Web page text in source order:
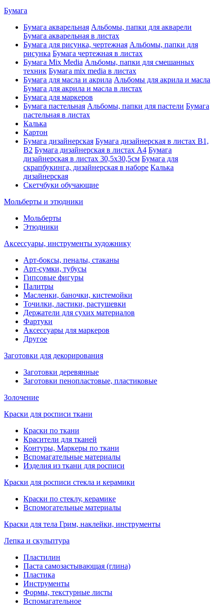
Бумага
Бумага акварельная Альбомы, папки для акварели
Бумага акварельная в листах
Бумага для рисунка, чертежная Альбомы, папки для
рисунка Бумага чертежная в листах
Бумага Mix Media Альбомы, папки для смешанных
техник Бумага mix media в листах
Бумага для масла и акрила Альбомы для акрила и масла
Бумага для акрила и масла в листах
Бумага для маркеров
Бумага пастельная Альбомы, папки для пастели Бумага
пастельная в листах
Калька
Картон
Бумага дизайнерская Бумага дизайнерская в листах В1,
В2 Бумага дизайнерская в листах А4 Бумага
дизайнерская в листах 30,5х30,5см Бумага для
скрапбукинга, дизайнерская в наборе Калька
дизайнерская
Скетчбуки обучающие
Мольберты и этюдники
Мольберты
Этюдники
Аксессуары, инструменты художнику
Арт-боксы, пеналы, стаканы
Арт-сумки, тубусы
Гипсовые фигуры
Палитры
Масленки, баночки, кистемойки
Точилки, ластики, растушевки
Держатели для сухих материалов
Фартуки
Аксессуары для маркеров
Другое
Заготовки для декорирования
Заготовки деревянные
Заготовки пенопластовые, пластиковые
Золочение
Краски для росписи ткани
Краски по ткани
Красители для тканей
Контуры, Маркеры по ткани
Вспомагательные материалы
Изделия из ткани для росписи
Краски для росписи стекла и керамики
Краски по стеклу, керамике
Вспомогательные материалы
Краски для тела Грим, наклейки, инструменты
Лепка и скульптура
Пластилин
Паста самозастывающая (глина)
Пластика
Инструменты
Формы, текстурные листы
Вспомагательное